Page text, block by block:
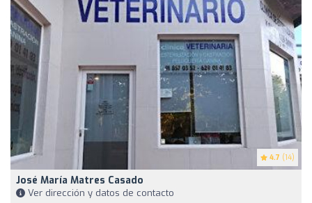
4.7 (14)
José María Matres Casado
Ver dirección y datos de contacto